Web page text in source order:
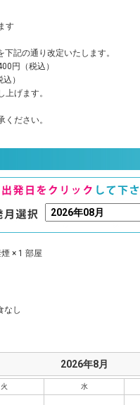
す
記の通り改定いたします。
円（税込）
）
げます。
ださい。
× 1 部屋
なし
2026年8月
火 水